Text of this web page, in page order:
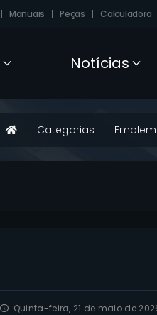
Manuais Peças Calculadora
Notícias
InícioCategorias
Quinta-feira, 21 de maio de